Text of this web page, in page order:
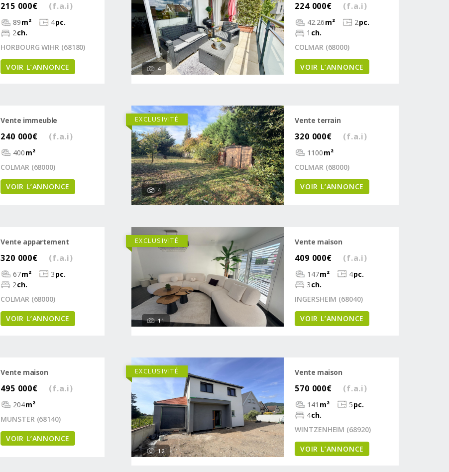
215 000€ (f.a.i)
89m² 4pc.
2ch.
HORBOURG WIHR (68180)
VOIR L’ANNONCE 4
224 000€ (f.a.i)
42.26m² 2pc.
1 ch.
COLMAR (68000)
VOIR L’ANNONCE
Vente immeuble
240 000€ (f.a.i)
400m²
COLMAR (68000)
VOIR L’ANNONCE
EXCLUSIVITÉ
4
Vente terrain
320 000€ (f.a.i)
1100m²
COLMAR (68000)
VOIR L’ANNONCE
Vente appartement
320 000€ (f.a.i)
67m² 3pc.
2ch.
COLMAR (68000)
VOIR L’ANNONCE
EXCLUSIVITÉ
11
Vente maison
409 000€ (f.a.i)
147m² 4pc.
3ch.
INGERSHEIM (68040)
VOIR L’ANNONCE
Vente maison
495 000€ (f.a.i)
204m²
MUNSTER (68140)
VOIR L’ANNONCE
EXCLUSIVITÉ
12
Vente maison
570 000€ (f.a.i)
141 m² 5pc.
4ch.
WINTZENHEIM (68920)
VOIR L’ANNONCE